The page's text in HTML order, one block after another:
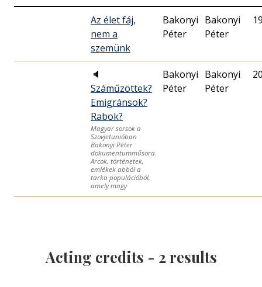
Az élet fáj,
nem a
szemünk
Bakonyi
Péter
Bakonyi
Péter
🔈
Száműzöttek?
Emigránsok?
Rabok?
Magyar sorsok a
Szovjetunióban
Bakonyi Péter
dokumentumműsora.
Arcok, történetek,
emlékek abból a
tarka populációból,
amely magy
Bakonyi
Péter
Bakonyi
Péter
Acting credits - 2 results